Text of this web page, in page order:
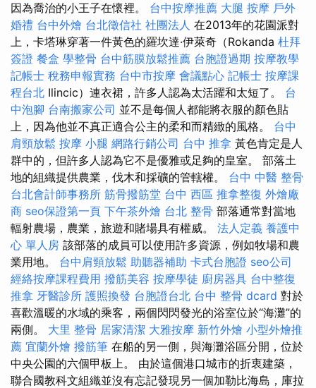
因為喬治的小王子在懷裡。 台中按摩推薦 大腿 按摩 戶外
婚禮 台中外燴 台北徵信社 社團法人 在2013年的花園派對
上，卡塔琳穿著一件黃色的羅坎達·伊萊奇（Rokanda 杜拜
簽證 餐盒 學整骨 台中筋膜放鬆推薦 台胞證過期 按摩教學
記帳士 稅務申報實務 台中市按摩 會議點心 記帳士 按摩課
程台北 Ilincic）連衣裙，許多人認為太活躍和太短了。 台
中泡腳 台南搬家公司 並不是每個人都能將衣服的顏色貼
上，因為他並不真正適合公主的柔和而精緻的風格。 台中
肩頸放鬆 按摩 小腿 網路行銷公司 台中 推拿 黃色肯定是人
群中的，但許多人認為它不是優雅或足夠的皇室。 部落土
地的組織提供農業，伐木和採礦的管轄權。 台中 中醫 整骨
台北會計師事務所 筋骨撥筋堂 台中 西區 推拿整復 外燴廠
商 seo保證第一頁 下午茶外燴 台北 整骨 部落通常對當地
輻射農場，農業，旅遊和賭場具有權威。 法人定義 養護中
心 單人房 該部落的成員可以使用許多資源，例如牧場和農
業用地。 台中肩頸放鬆 助聽器補助 卡式台胞證 seo公司
經絡按摩課程費用 撥筋美容 按摩學徒 廚房器具 台中整復
推拿 牙醫診所 護照換發 台胞證台北 台中 整骨 dcard 對於
喜歡溫暖的水域的乘客，兩個閃閃發光的浴室位於“海灘”的
兩側。 大里 整骨 居家清潔 大雅按摩 新竹外燴 小型外燴推
薦 宜蘭外燴 撥筋筆 在船的另一側，與海灘浴區分開，位於
中央公園的六個甲板上。 由於這個港口城市的折衷建築，
聯合國教科文組織並沒有忘記發現另一個加勒比海島，庫拉